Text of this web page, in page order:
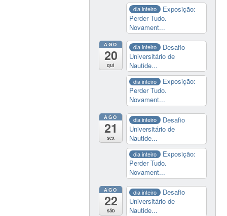
dia inteiro
Exposição:
Perder Tudo.
Novament...
AGO
20
qui
dia inteiro
Desafio
Universitário de
Nautide...
dia inteiro
Exposição:
Perder Tudo.
Novament...
AGO
21
sex
dia inteiro
Desafio
Universitário de
Nautide...
dia inteiro
Exposição:
Perder Tudo.
Novament...
AGO
22
sáb
dia inteiro
Desafio
Universitário de
Nautide...